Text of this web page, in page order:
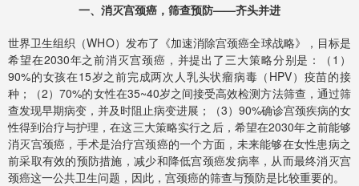
一、消灭宫颈癌，筛查预防——齐头并进
世界卫生组织（WHO）发布了《加速消除宫颈癌全球战略》，目标是
希望在2030年之前消灭宫颈癌，并提出了三大策略分别是：（1）
90%的女孩在15岁之前完成两次人乳头状瘤病毒（HPV）疫苗的接
种；（2）70%的女性在35~40岁之间接受高效检测方法筛查，通过筛
查发现早期病变，并及时阻止病变进展；（3）90%确诊宫颈疾病的女
性得到治疗与护理，在这三大策略实行之后，希望在2030年之前能够
消灭宫颈癌，手术是治疗宫颈癌的一个方面，未来能够在女性患病之
前采取有效的预防措施，减少和降低宫颈癌发病率，从而最终消灭宫
颈癌这一公共卫生问题，因此，宫颈癌的筛查与预防是比较重要的。